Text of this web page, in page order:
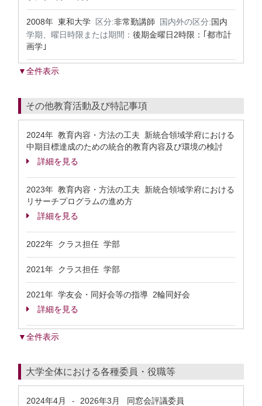
2008年 東和大学 区分:非常勤講師 国内外の区分:国内
学期、曜日時限または期間： 後期金曜日2時限：｢都市計
画学｣
▼全件表示
その他教育活動及び特記事項
2024年 教育内容・方法の工夫 新統合領域学府における
中期目標達成のための統合的教育内容及び環境の検討
詳細を見る
2023年 教育内容・方法の工夫 新統合領域学府における
リサーチプログラムの進め方
詳細を見る
2022年 クラス担任 学部
2021年 クラス担任 学部
2021年 学友会・同好会等の指導 2輪同好会
詳細を見る
▼全件表示
大学全体における各種委員・役職等
2024年4月 - 2026年3月 同窓会評議委員